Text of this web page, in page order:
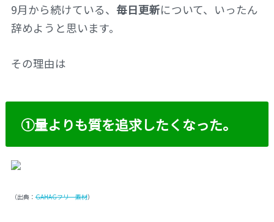
9月から続けている、 毎日更新について、いったん
辞めようと思います。
その理由は
①量よりも質を追求したくなった。
（出典：GAHAGフリー素材）